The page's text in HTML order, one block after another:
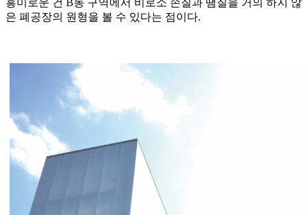
흥미로운 건 B동 구역에서 비로소 손질과 땜질을 거의 하지 않
은 폐공장의 원형을 볼 수 있다는 점이다.